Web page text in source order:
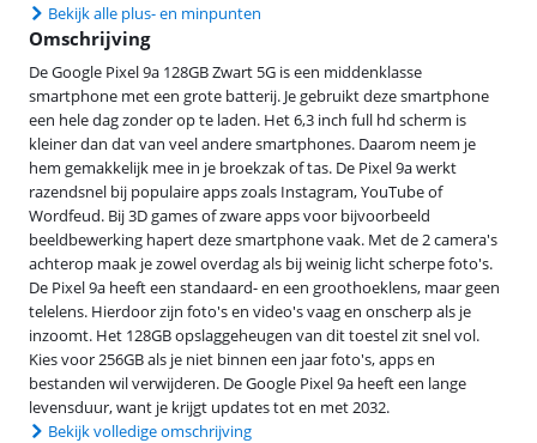
Bekijk alle plus- en minpunten
Omschrijving
De Google Pixel 9a 128GB Zwart 5G is een middenklasse
smartphone met een grote batterij. Je gebruikt deze smartphone
een hele dag zonder op te laden. Het 6,3 inch full hd scherm is
kleiner dan dat van veel andere smartphones. Daarom neem je
hem gemakkelijk mee in je broekzak of tas. De Pixel 9a werkt
razendsnel bij populaire apps zoals Instagram, YouTube of
Wordfeud. Bij 3D games of zware apps voor bijvoorbeeld
beeldbewerking hapert deze smartphone vaak. Met de 2 camera's
achterop maak je zowel overdag als bij weinig licht scherpe foto's.
De Pixel 9a heeft een standaard- en een groothoeklens, maar geen
telelens. Hierdoor zijn foto's en video's vaag en onscherp als je
inzoomt. Het 128GB opslaggeheugen van dit toestel zit snel vol.
Kies voor 256GB als je niet binnen een jaar foto's, apps en
bestanden wil verwijderen. De Google Pixel 9a heeft een lange
levensduur, want je krijgt updates tot en met 2032.
Bekijk volledige omschrijving